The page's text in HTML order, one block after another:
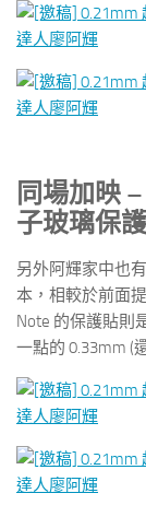
同場加映
子玻璃保
另外阿輝家中也
本，相較於前面
Note 的保護貼則
一點的 0.33mm (